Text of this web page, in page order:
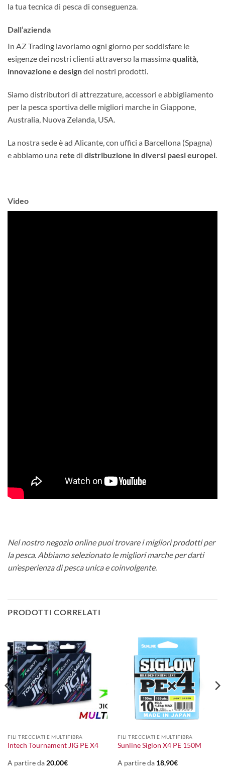
la tua tecnica di pesca di conseguenza.
Dall’azienda
In AZ Trading lavoriamo ogni giorno per soddisfare le
esigenze dei nostri clienti attraverso la massima qualità,
innovazione e designdei nostri prodotti.
Siamo distributori di attrezzature, accessori e abbigliamento
per la pesca sportiva delle migliori marche in Giappone,
Australia, Nuova Zelanda, USA.
La nostra sede è ad Alicante, con uffici a Barcellona (Spagna)
e abbiamo una rete di distribuzione in diversi paesi europei
Video
Nel nostro negozio online puoi trovare i migliori prodotti per
la pesca. Abbiamo selezionato le migliori marche per darti
un’esperienza di pesca unica e coinvolgente.
PRODOTTI CORRELATI
FILI TRECCIATI E MULTIFIBRA
Intech Tournament JIG PE X4
A partire da 20,00€
FILI TRECCIATI E MULTIFIBRA
Sunline Siglon X4 PE 150M
A partire da 18,90€